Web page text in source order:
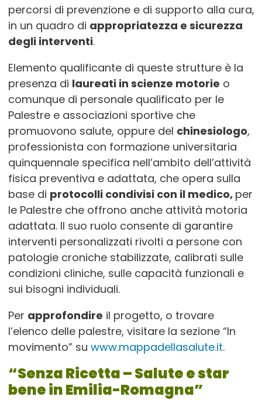
percorsi di prevenzione e di supporto alla cura,
in un quadro di appropriatezza e sicurezza
degli interventi.
Elemento qualificante di queste strutture è la
presenza di laureati in scienze motorie o
comunque di personale qualificato per le
Palestre e associazioni sportive che
promuovono salute, oppure del chinesiologo,
professionista con formazione universitaria
quinquennale specifica nell’ambito dell’attività
fisica preventiva e adattata, che opera sulla
base di protocolli condivisi con il medico, per
le Palestre che offrono anche attività motoria
adattata. Il suo ruolo consente di garantire
interventi personalizzati rivolti a persone con
patologie croniche stabilizzate, calibrati sulle
condizioni cliniche, sulle capacità funzionali e
sui bisogni individuali.
Per approfondire il progetto, o trovare
l’elenco delle palestre, visitare la sezione “In
movimento” su www.mappadellasalute.it.
“Senza Ricetta – Salute e star
bene in Emilia-Romagna”